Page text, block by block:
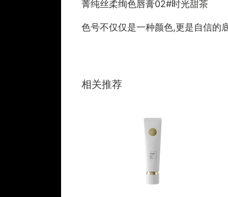
菁纯丝柔绚色唇膏02#时光甜茶
色号不仅仅是一种颜色,更是自信的
相关推荐